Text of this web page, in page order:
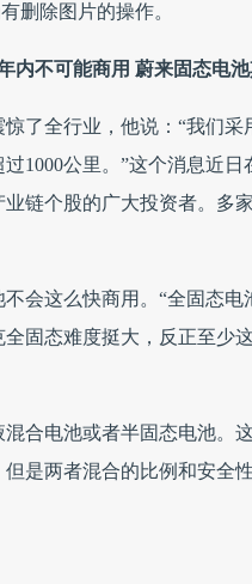
删除图片的操作。
内不可能商用 蔚来固态电
了全行业，他说：“我们采
1000公里。”这个消息近日
链个股的广大投资者。多
会这么快商用。“全固态电
固态难度挺大，反正至少
合电池或者半固态电池。
是两者混合的比例和安全